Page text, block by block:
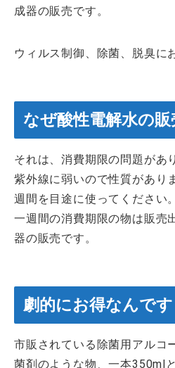
成器の販売です。
ウィルス制御、除菌、脱臭に
なぜ酸性電解水の
それは、消費期限の問題があ
紫外線に弱いので性質があり
週間を目途に使ってください。
一週間の消費期限の物は販売
器の販売です。
劇的にお得なんです
市販されている除菌用アルコ
菌剤のような物、一本350ml